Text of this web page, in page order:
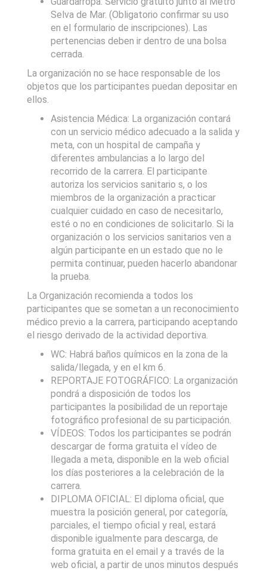
Selva de Mar. (Obligatorio confirmar su uso
en el formulario de inscripciones). Las
pertenencias deben ir dentro de una bolsa
cerrada.
La organización no se hace responsable de los
objetos que los participantes puedan depositar en
ellos.
Asistencia Médica: La organización contará
con un servicio médico adecuado a la salida y
meta, con un hospital de campaña y
diferentes ambulancias a lo largo del
recorrido de la carrera. El participante
autoriza los servicios sanitario s, o los
miembros de la organización a practicar
cualquier cuidado en caso de necesitarlo,
esté o no en condiciones de solicitarlo. Si la
organización o los servicios sanitarios ven a
algún participante en un estado que no le
permita continuar, pueden hacerlo abandonar
la prueba.
La Organización recomienda a todos los
participantes que se sometan a un reconocimiento
médico previo a la carrera, participando aceptando
el riesgo derivado de la actividad deportiva.
WC: Habrá baños químicos en la zona de la
salida/llegada, y en el km 6.
REPORTAJE FOTOGRÁFICO: La organización
pondrá a disposición de todos los
participantes la posibilidad de un reportaje
fotográfico profesional de su participación.
VÍDEOS: Todos los participantes se podrán
descargar de forma gratuita el vídeo de
llegada a meta, disponible en la web oficial
los días posteriores a la celebración de la
carrera.
DIPLOMA OFICIAL: El diploma oficial, que
muestra la posición general, por categoría,
parciales, el tiempo oficial y real, estará
disponible igualmente para descarga, de
forma gratuita en el email y a través de la
web oficial, a partir de unos minutos después